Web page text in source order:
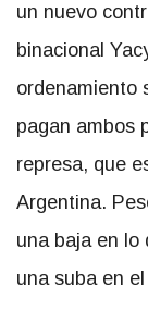
un nuevo
binacional
ordenamiento
pagan ambos
represa, que
Argentina.
una baja en lo
una suba en